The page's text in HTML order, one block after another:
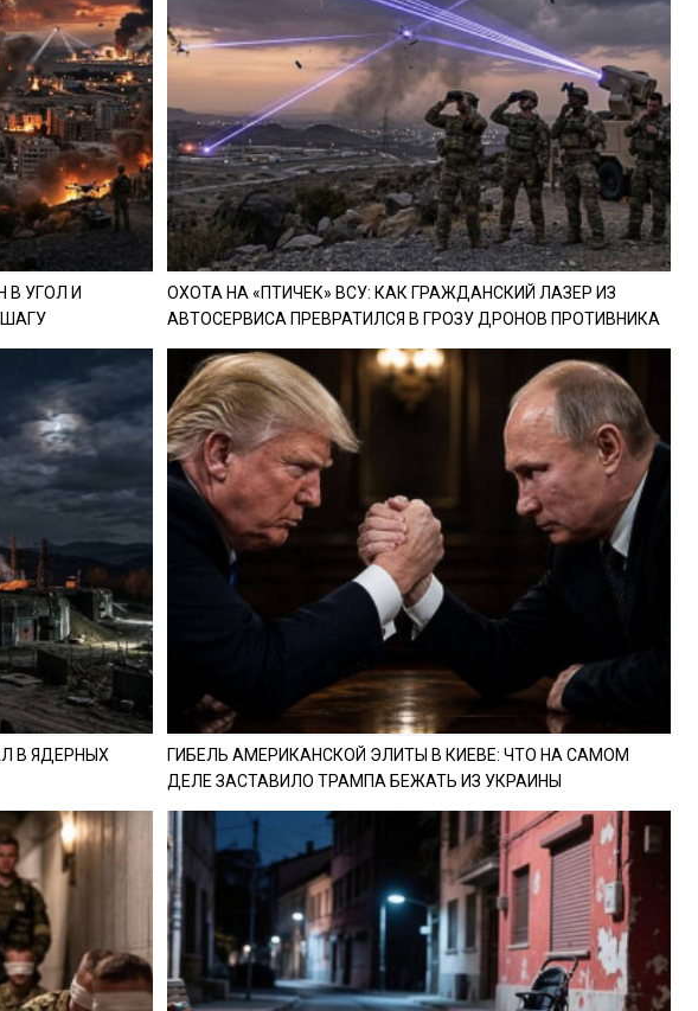
В УГОЛ И
ОХОТА НА «ПТИЧЕК» ВСУ: КАК ГРАЖДАНСКИЙ ЛАЗЕР ИЗ
АВТОСЕРВИСА ПРЕВРАТИЛСЯ В ГРОЗУ ДРОНОВ ПРОТИВНИКА
В ЯДЕРНЫХ
ГИБЕЛЬ АМЕРИКАНСКОЙ ЭЛИТЫ В КИЕВЕ: ЧТО НА САМОМ
ДЕЛЕ ЗАСТАВИЛО ТРАМПА БЕЖАТЬ ИЗ УКРАИНЫ